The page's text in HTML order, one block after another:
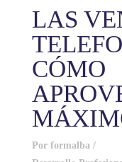
LAS
CÓMO
Por formalba /